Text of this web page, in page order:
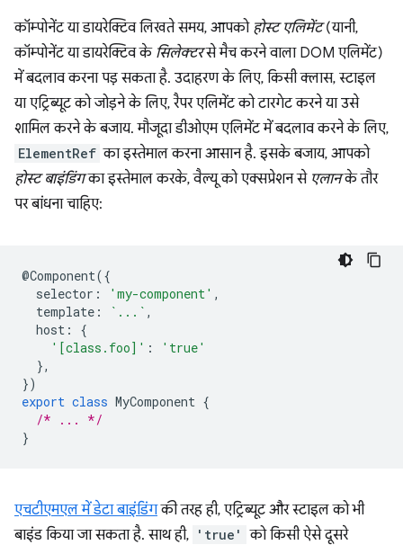
कॉम्पोनेंट या डायरेक्टिव लिखते समय, आपको होस्ट एलिमेंट(यानी,
कॉम्पोनेंट या डायरेक्टिव के सिलेक्टरसे मैच करने वाला DOM एलिमेंट)
में बदलाव करना पड़ सकता है. उदाहरण के लिए, किसी क्लास, स्टाइल
या एट्रिब्यूट को जोड़ने के लिए, रैपर एलिमेंट को टारगेट करने या उसे
शामिल करने के बजाय. मौजूदा डीओएम एलिमेंट में बदलाव करने के लिए,
ElementRef का इस्तेमाल करना आसान है. इसके बजाय, आपको
होस्ट बाइंडिंगका इस्तेमाल करके, वैल्यू को एक्सप्रेशन से एलानके तौर
पर बांधना चाहिए:
@Component({
selector : 'my-component' ,
template : `...` ,
host :
{
'[class.foo]' :
'true'
},
})
export class MyComponent {
/* ... */
}
एचटीएमएल में डेटा बाइंडिंगकी तरह ही, एट्रिब्यूट और स्टाइल को भी
बाइंड किया जा सकता है. साथ ही, 'true' को किसी ऐसे दूसरे